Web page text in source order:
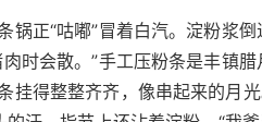
锅正“咕嘟”冒着白汽。淀粉浆
时会散。”手工压粉条是丰镇
得整整齐齐，像串起来的月